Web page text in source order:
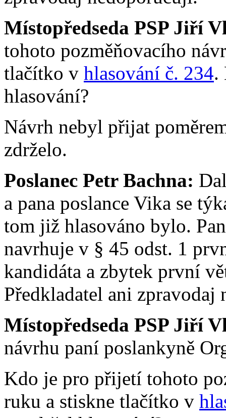
Místopředseda PSP Jiří
tohoto pozměňovacího
tlačítko v hlasování č. 234.
hlasování?
Návrh nebyl přijat
zdrželo.
Poslanec Petr Bachna:
a pana poslance Vika se
tom již hlasováno bylo.
navrhuje v § 45 odst. 1
kandidáta a zbytek první
Předkladatel ani zpravodaj
Místopředseda PSP Jiří
návrhu paní poslankyně
Kdo je pro přijetí tohoto
ruku a stiskne tlačítko v